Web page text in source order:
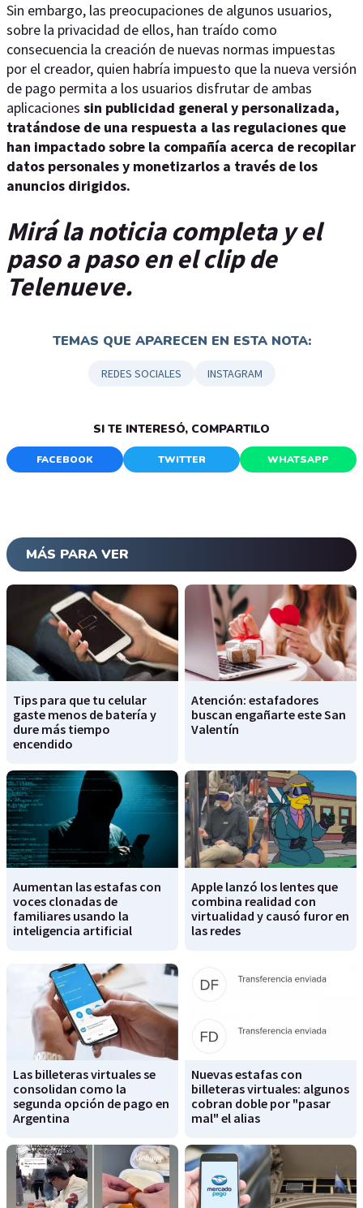
Sin embargo, las preocupaciones de algunos usuarios,
sobre la privacidad de ellos, han traído como
consecuencia la creación de nuevas normas impuestas
por el creador, quien habría impuesto que la nueva versión
de pago permita a los usuarios disfrutar de ambas
aplicaciones sin publicidad general y personalizada,
tratándose de una respuesta a las regulaciones que
han impactado sobre la compañía acerca de recopilar
datos personales y monetizarlos a través de los
anuncios dirigidos.
Mirá la noticia completa y el
paso a paso en el clip de
Telenueve.
TEMAS QUE APARECEN EN ESTA NOTA:
REDES SOCIALES INSTAGRAM
SI TE INTERESÓ, COMPARTILO
FACEBOOK TWITTER WHATSAPP
MÁS PARA VER
Tips para que tu celular
gaste menos de batería y
dure más tiempo
encendido
Atención: estafadores
buscan engañarte este San
Valentín
Aumentan las estafas con
voces clonadas de
familiares usando la
inteligencia artificial
Apple lanzó los lentes que
combina realidad con
virtualidad y causó furor en
las redes
Las billeteras virtuales se
consolidan como la
segunda opción de pago en
Argentina
Nuevas estafas con
billeteras virtuales: algunos
cobran doble por "pasar
mal" el alias